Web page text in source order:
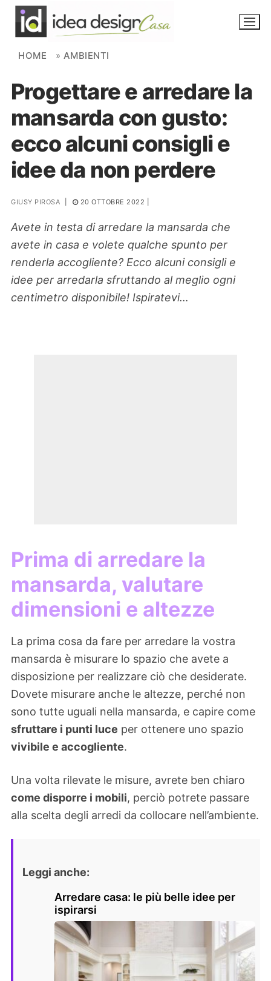
Skip to content
NOVITÀ
AMBIENTI
FAI DA TE
PIANTE
Ortaggio
HOME » AMBIENTI
Progettare e arredare la
mansarda con gusto:
ecco alcuni consigli e
idee da non perdere
GIUSY PIROSA 20 OTTOBRE 2022
Avete in testa di arredare la mansarda che
avete in casa e volete qualche spunto per
renderla accogliente? Ecco alcuni consigli e
idee per arredarla sfruttando al meglio ogni
centimetro disponibile! Ispiratevi…
Prima di arredare la
mansarda, valutare
dimensioni e altezze
La prima cosa da fare per arredare la vostra
mansarda è misurare lo spazio che avete a
disposizione per realizzare ciò che desiderate.
Dovete misurare anche le altezze, perché non
sono tutte uguali nella mansarda, e capire come
sfruttare i punti luce per ottenere uno spazio
vivibile e accogliente.
Una volta rilevate le misure, avrete ben chiaro
come disporre i mobili, perciò potrete passare
alla scelta degli arredi da collocare nell’ambiente.
Leggi anche:
Arredare casa: le più belle idee per
ispirarsi